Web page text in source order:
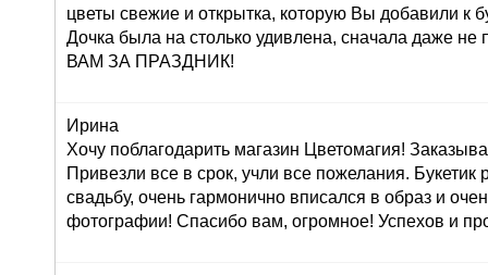
цветы свежие и открытка, которую Вы добавили к
Дочка была на столько удивлена, сначала даже
ВАМ ЗА ПРАЗДНИК!
Ирина
Хочу поблагодарить магазин Цветомагия!
Привезли все в срок, учли все пожелания. Букетик
свадьбу, очень гармонично вписался в образ и
фотографии! Спасибо вам, огромное! Успехов и